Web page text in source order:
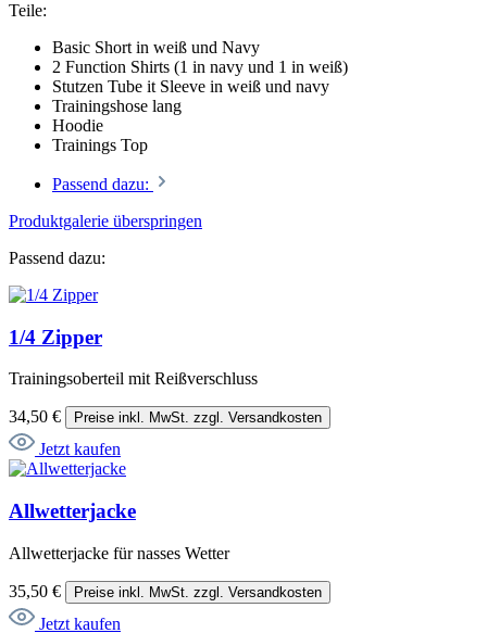
Teile:
Basic Short in weiß und Navy
2 Function Shirts (1 in navy und 1 in weiß)
Stutzen Tube it Sleeve in weiß und navy
Trainingshose lang
Hoodie
Trainings Top
Passend dazu:
Produktgalerie überspringen
Passend dazu:
1/4 Zipper
Trainingsoberteil mit Reißverschluss
34,50 € Preise inkl. MwSt. zzgl. Versandkosten
Jetzt kaufen
Allwetterjacke
Allwetterjacke für nasses Wetter
35,50 € Preise inkl. MwSt. zzgl. Versandkosten
Jetzt kaufen